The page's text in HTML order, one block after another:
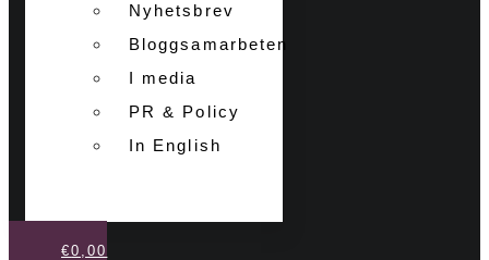
Nyhetsbrev
Bloggsamarbeten
I media
PR & Policy
In English
€0,00